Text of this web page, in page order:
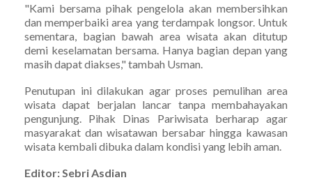
"Kami bersama pihak pengelola akan membersihkan
dan memperbaiki area yang terdampak longsor. Untuk
sementara, bagian bawah area wisata akan ditutup
demi keselamatan bersama. Hanya bagian depan yang
masih dapat diakses," tambah Usman.
Penutupan ini dilakukan agar proses pemulihan area
wisata dapat berjalan lancar tanpa membahayakan
pengunjung. Pihak Dinas Pariwisata berharap agar
masyarakat dan wisatawan bersabar hingga kawasan
wisata kembali dibuka dalam kondisi yang lebih aman.
Editor: Sebri Asdian